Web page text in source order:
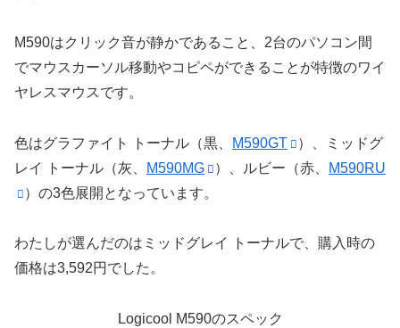
M590はクリック音が静かであること、2台のパソコン間
でマウスカーソル移動やコピペができることが特徴のワイ
ヤレスマウスです。
色はグラファイト トーナル（黒、 M590GT
）、ミッドグ
レイ トーナル（灰、
M590MG ）、ルビー（赤、
M590RU
）の3色展開となっています。
わたしが選んだのはミッドグレイ トーナルで、購入時の
価格は3,592円でした。
Logicool M590のスペック